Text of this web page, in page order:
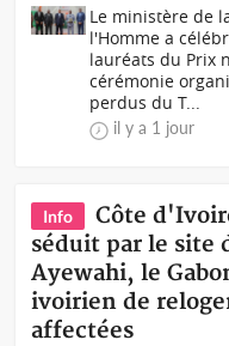
Le ministère de
l'Homme a
lauréats du Prix
cérémonie
perdus du T...
il y a 1 jour
Info
Côte
séduit par le site
Ayewahi, le
ivoirien de
affectées